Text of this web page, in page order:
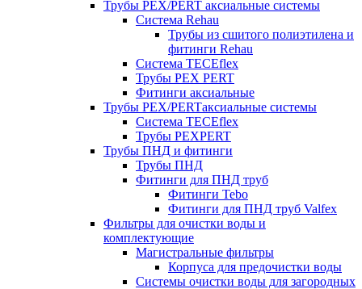
Трубы PEX/PERT аксиальные системы
Система Rehau
Трубы из сшитого полиэтилена и
фитинги Rehau
Система TECEflex
Трубы PEX PERT
Фитинги аксиальные
Трубы PEX/PERTаксиальные системы
Система TECEflex
Трубы PEXPERT
Трубы ПНД и фитинги
Трубы ПНД
Фитинги для ПНД труб
Фитинги Tebo
Фитинги для ПНД труб Valfex
Фильтры для очистки воды и
комплектующие
Магистральные фильтры
Корпуса для предочистки воды
Системы очистки воды для загородных